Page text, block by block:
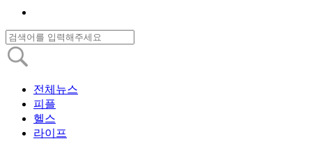
전체뉴스
피플
헬스
라이프